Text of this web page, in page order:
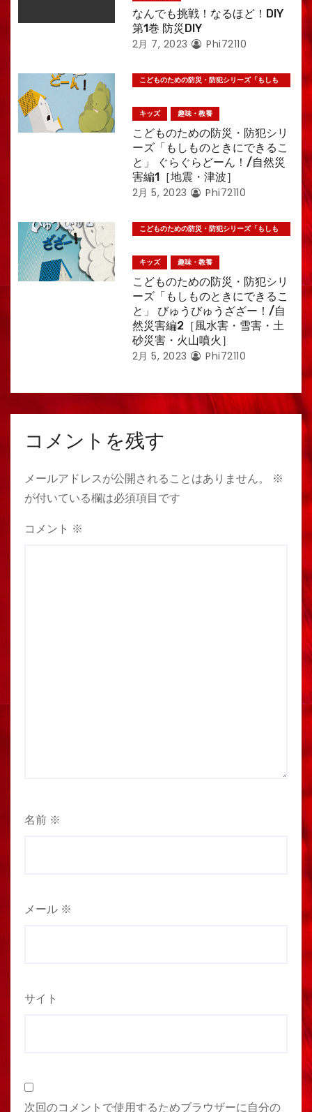
なんでも挑戦！なるほど！DIY
第1巻 防災DIY
2月 7, 2023 Phi72110
こどものための防災・防犯シリーズ「もしも
キッズ
趣味・教養
こどものための防災・防犯シリ
ーズ「もしものときにできるこ
と」 ぐらぐらどーん！/自然災
害編1［地震・津波］
2月 5, 2023 Phi72110
こどものための防災・防犯シリーズ「もしも
キッズ
趣味・教養
こどものための防災・防犯シリ
ーズ「もしものときにできるこ
と」 びゅうびゅうざざー！/自
然災害編2［風水害・雪害・土
砂災害・火山噴火］
2月 5, 2023 Phi72110
コメントを残す
メールアドレスが公開されることはありません。
※
が付いている欄は必須項目です
コメント ※
名前 ※
メール ※
サイト
次回のコメントで使用するためブラウザーに自分の